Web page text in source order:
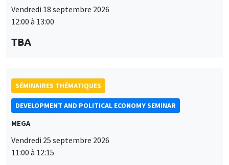
Vendredi 18 septembre 2026
12:00 à 13:00
TBA
SÉMINAIRES THÉMATIQUES
DEVELOPMENT AND POLITICAL ECONOMY SEMINAR
MEGA
Vendredi 25 septembre 2026
11:00 à 12:15